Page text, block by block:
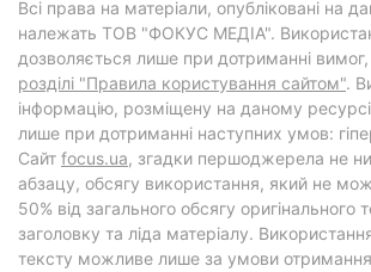
Всі права на матеріали, опубліковані на
належать ТОВ "ФОКУС МЕДІА".
дозволяється лише при дотриманні
розділі "Правила користування сайтом".
інформацію, розміщену на даному
лише при дотриманні наступних умов:
Cайт focus.ua, згадки першоджерела не
абзацу, обсягу використання, який не
50% від загального обсягу оригінального
заголовку та ліда матеріалу.
тексту можливе лише за умови